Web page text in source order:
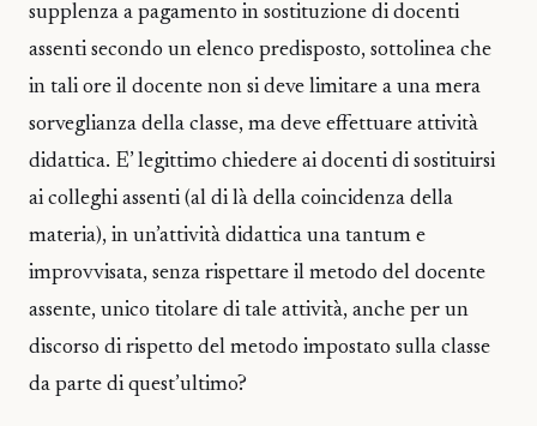
supplenza a pagamento in sostituzione di docenti
assenti secondo un elenco predisposto, sottolinea che
in tali ore il docente non si deve limitare a una mera
sorveglianza della classe, ma deve effettuare attività
didattica. E’ legittimo chiedere ai docenti di sostituirsi
ai colleghi assenti (al di là della coincidenza della
materia), in un’attività didattica una tantum e
improvvisata, senza rispettare il metodo del docente
assente, unico titolare di tale attività, anche per un
discorso di rispetto del metodo impostato sulla classe
da parte di quest’ultimo?